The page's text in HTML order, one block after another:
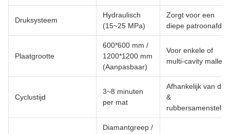
Druksysteem
Hydraulisch
(15~25 MPa)
Zorgt voor een
diepe
Plaatgrootte
600*600 mm /
1200*1200 mm
(Aanpasbaar)
Voor enkele of
multi-cavity mallen
Cyclustijd
3~8 minuten
per mat
Afhankelijk van
&
Diamantgreep /